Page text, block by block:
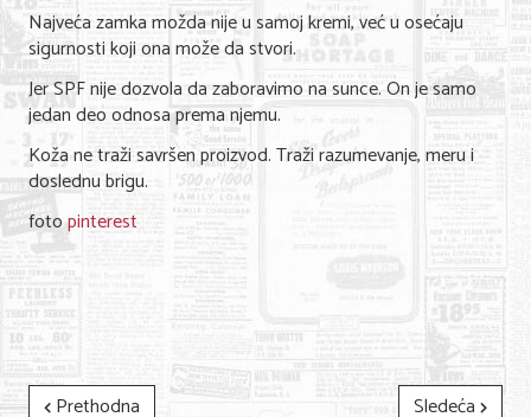
Najveća zamka možda nije u samoj kremi, već u osećaju
sigurnosti koji ona može da stvori.
Jer SPF nije dozvola da zaboravimo na sunce. On je samo
jedan deo odnosa prema njemu.
Koža ne traži savršen proizvod. Traži razumevanje, meru i
doslednu brigu.
fotopinterest
Prethodna Sledeća